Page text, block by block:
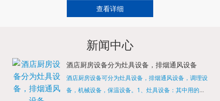
查看详细
新闻中心
酒店厨房设备分为灶具设备，排烟通风设备
酒店厨房设备可分为灶具设备，排烟通风设备，调理设
备，机械设备，保温设备。1、灶具设备：其中用的较